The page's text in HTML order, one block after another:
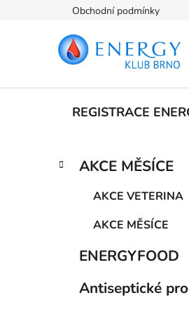
Obchodní podmínky
REGISTRACE
PPřeskočit
kategorie
K
a
AKCE MĚSÍCE
AKCE VETERINA
AKCE MĚSÍCE
ENERGYFOOD
Antiseptické